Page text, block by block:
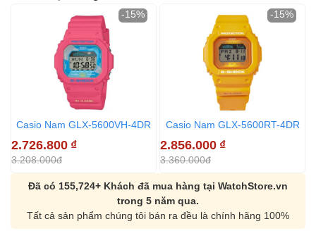
Casio Nam GLX-5600VH-4DR
2.726.800 ₫
3.208.000đ
-15%
Casio Nam GLX-5600RT-4DR
2.856.000 ₫
3.360.000đ
-15%
Đã có 155,724+ Khách đã mua hàng tại WatchStore.vn
trong 5 năm qua.
Tất cả sản phẩm chúng tôi bán ra đều là chính hãng 100%